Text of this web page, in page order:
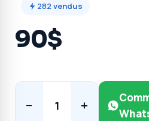
282vendus
90$
− 1 +